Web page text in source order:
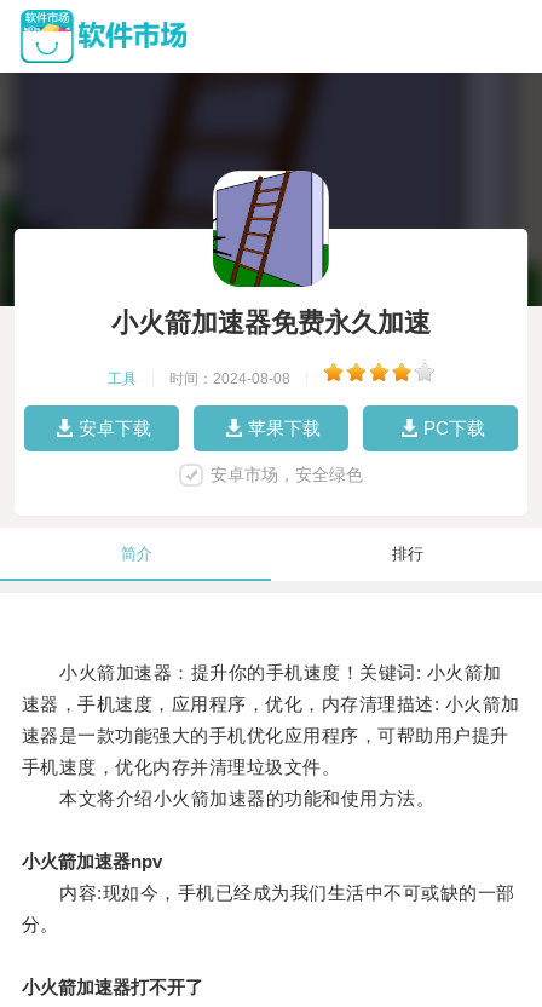
小火箭加速器免费永久加速
工具 时间：2024-08-08
安卓下载 苹果下载 PC下载
安卓市场，安全绿色
简介 排行
小火箭加速器：提升你的手机速度！关键词: 小火箭加
速器，手机速度，应用程序，优化，内存清理描述: 小火箭加
速器是一款功能强大的手机优化应用程序，可帮助用户提升
手机速度，优化内存并清理垃圾文件。
本文将介绍小火箭加速器的功能和使用方法。
小火箭加速器npv
内容:现如今，手机已经成为我们生活中不可或缺的一部
分。
小火箭加速器打不开了